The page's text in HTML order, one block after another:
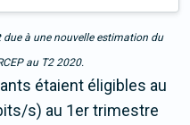
due à une nouvelle estimation du
au T2 2020.
étaient éligibles au
s) au 1er trimestre